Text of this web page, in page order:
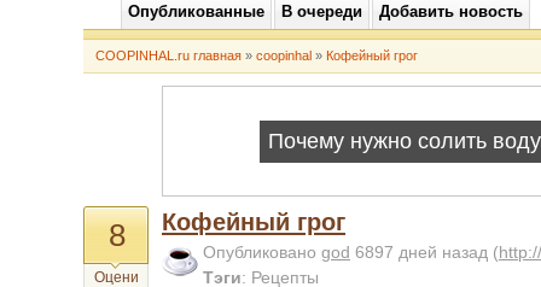
Опубликованные В очереди Добавить новость
COOPINHAL.ru главная » coopinhal » Кофейный грог
8
Оцени
Кофейный грог
Опубликовано god 6897 дней назад (
Тэги: Рецепты